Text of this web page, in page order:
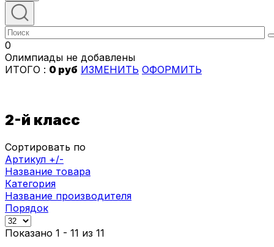
0
Олимпиады не добавлены
ИТОГО : 0 руб ИЗМЕНИТЬ ОФОРМИТЬ
2-й класс
Сортировать по
Артикул +/-
Название товара
Категория
Название производителя
Порядок
Показано 1 - 11 из 11